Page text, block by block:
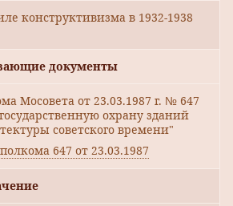
конструктивизма в 1932-1938
документы
Мосовета от 23.03.1987 г. № 647
охрану зданий
советского времени"
647 от 23.03.1987